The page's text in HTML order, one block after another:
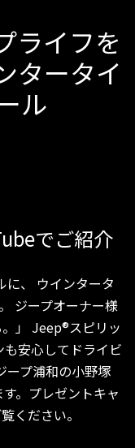
ライフを
タータイ
ル
でご紹介
に、 ウインタータ
ジープオーナー様
」 Jeep®スピリッ
も安心してドライビ
ープ浦和の小野塚
。プレゼントキャ
ください。